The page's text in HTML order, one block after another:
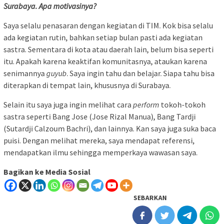
Surabaya. Apa motivasinya?
Saya selalu penasaran dengan kegiatan di TIM. Kok bisa selalu
ada kegiatan rutin, bahkan setiap bulan pasti ada kegiatan
sastra. Sementara di kota atau daerah lain, belum bisa seperti
itu. Apakah karena keaktifan komunitasnya, ataukan karena
senimannya guyub. Saya ingin tahu dan belajar. Siapa tahu bisa
diterapkan di tempat lain, khususnya di Surabaya.
Selain itu saya juga ingin melihat cara perform tokoh-tokoh
sastra seperti Bang Jose (Jose Rizal Manua), Bang Tardji
(Sutardji Calzoum Bachri), dan lainnya. Kan saya juga suka baca
puisi. Dengan melihat mereka, saya mendapat referensi,
mendapatkan ilmu sehingga memperkaya wawasan saya.
Bagikan ke Media Sosial
SEBARKAN